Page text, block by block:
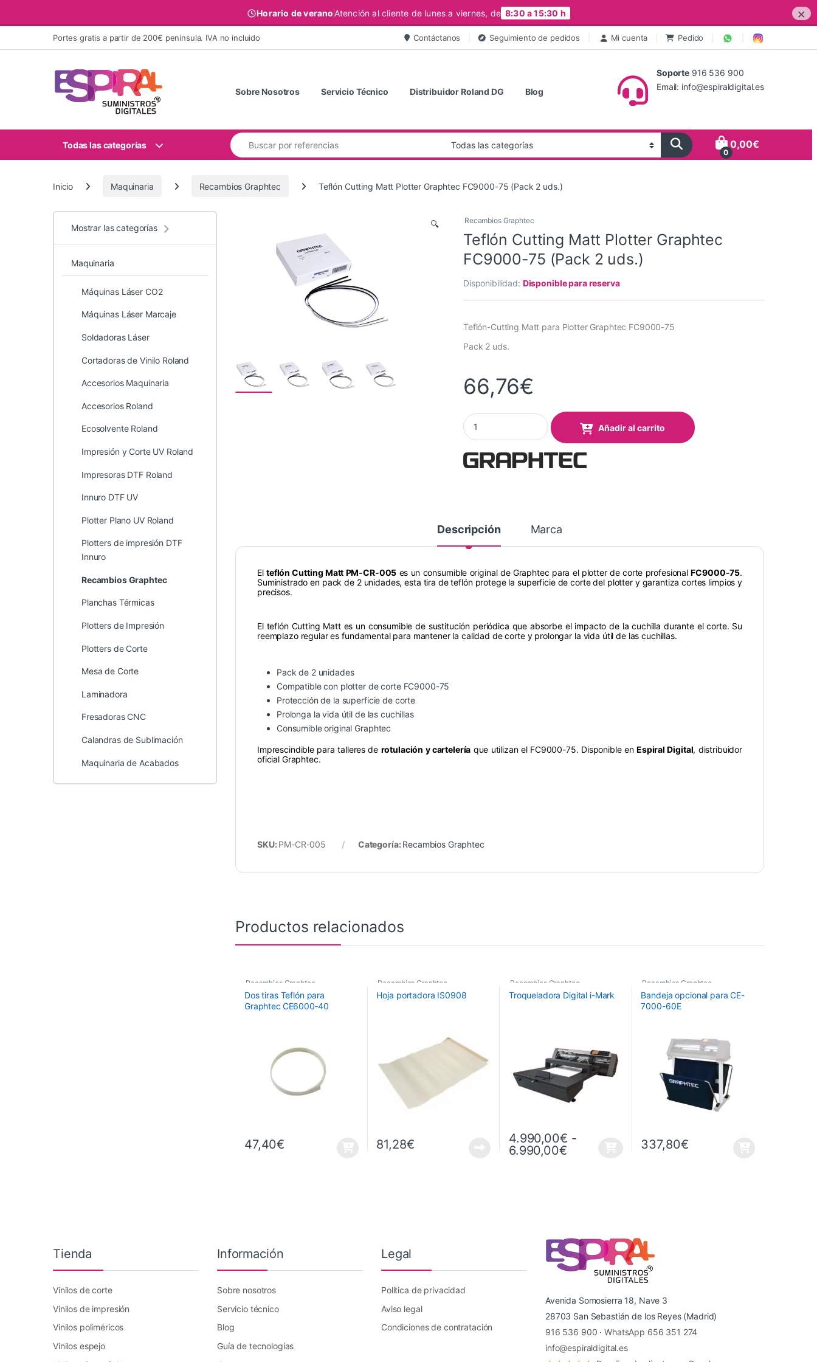
Horario de veranoAtención al cliente de lunes a viernes, de 8:30 a 15:30 h ×
Ir al contenidoPortes gratis a partir de 200€ peninsula. IVA no incluido Contáctanos Seguimiento de pedidos Mi cuenta Pedido
Sobre Nosotros Servicio Técnico Distribuidor Roland DG Blog
Soporte 916 536 900
Email: info@espiraldigital.es
Todas las categorías
Buscar:
0
0,00€
Inicio Maquinaria Recambios Graphtec Teflón Cutting Matt Plotter Graphtec FC9000-75 (Pack 2 uds.)
🔍 Recambios Graphtec
Teflón Cutting Matt Plotter Graphtec
FC9000-75 (Pack 2 uds.)
Disponibilidad: Disponible para reserva
Teflón-Cutting Matt para Plotter Graphtec FC9000-75
Pack 2 uds.
66,76€
Teflón Cutting Matt Plotter Graphtec FC9000-75 (Pack 2 uds.) quantity
Añadir al carrito
Descripción Marca
Elteflón Cutting Matt PM-CR-005 es un consumible original de Graphtec para el plotter de corte profesionalFC9000-75.
Suministrado en pack de 2 unidades, esta tira de teflón protege la superficie de corte del plotter y garantiza cortes limpios y
precisos.
El teflón Cutting Matt es un consumible de sustitución periódica que absorbe el impacto de la cuchilla durante el corte. Su
reemplazo regular es fundamental para mantener la calidad de corte y prolongar la vida útil de las cuchillas.
Pack de 2 unidades
Compatible con plotter de corte FC9000-75
Protección de la superficie de corte
Prolonga la vida útil de las cuchillas
Consumible original Graphtec
Imprescindible para talleres de rotulación y cartelería que utilizan el FC9000-75. Disponible enEspiral Digital, distribuidor
oficial Graphtec.
SKU: PM-CR-005 Categoría: Recambios Graphtec
Productos relacionados
Recambios Graphtec
Dos tiras Teflón para
Graphtec CE6000‑40
47,40€
Recambios Graphtec
Hoja portadora IS0908
81,28€
Recambios Graphtec
Troqueladora Digital i-Mark
4.990,00€ -
6.990,00€Rango de precios: desde 4.990,00€ hasta
Este producto tiene múltiples variantes. Las opciones se pueden elegir en la
Recambios Graphtec
Bandeja opcional para CE-
7000-60E
337,80€
Mostrar las categorías
Maquinaria
Máquinas Láser CO2
Máquinas Láser Marcaje
Soldadoras Láser
Cortadoras de Vinilo Roland
Accesorios Maquinaria
Accesorios Roland
Ecosolvente Roland
Impresión y Corte UV Roland
Impresoras DTF Roland
Innuro DTF UV
Plotter Plano UV Roland
Plotters de impresión DTF
Innuro
Recambios Graphtec
Planchas Térmicas
Plotters de Impresión
Plotters de Corte
Mesa de Corte
Laminadora
Fresadoras CNC
Calandras de Sublimación
Maquinaria de Acabados
Tienda
Vinilos de corte
Vinilos de impresión
Vinilos poliméricos
Vinilos espejo
Información
Sobre nosotros
Servicio técnico
Blog
Guía de tecnologías
Legal
Política de privacidad
Aviso legal
Condiciones de contratación
Avenida Somosierra 18, Nave 3
28703 San Sebastián de los Reyes (Madrid)
916 536 900 ·WhatsApp 656 351 274
info@espiraldigital.es